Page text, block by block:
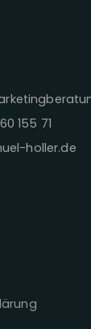
155 71
holler.de